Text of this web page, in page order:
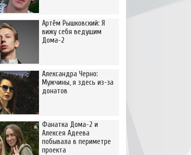
Артём Рышковский: Я
вижу себя ведущим
Дома-2
Александра Черно:
Мужчины, я здесь из-за
донатов
Фанатка Дома-2 и
Алексея Адеева
побывала в периметре
проекта